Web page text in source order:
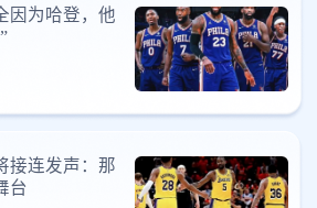
因为哈登，他
接连发声：那
台